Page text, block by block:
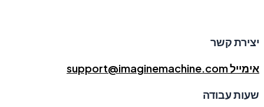
יצירת קשר
אימייל support@imaginemachine.com
שעות עבודה